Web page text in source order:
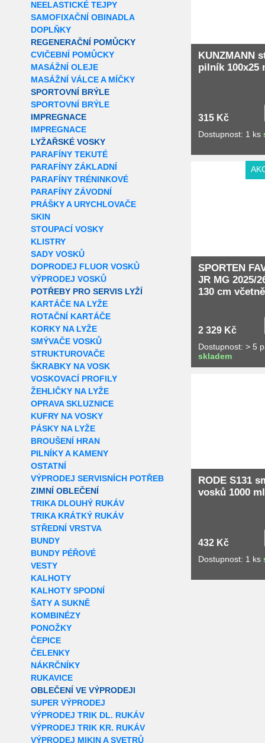
NEELASTICKÉ TEJPY
SAMOFIXAČNÍ OBINADLA
DOPLŇKY
REGENERAČNÍ POMŮCKY
CVIČEBNÍ POMŮCKY
MASÁŽNÍ OLEJE
MASÁŽNÍ VÁLCE A MÍČKY
SPORTOVNÍ BRÝLE
SPORTOVNÍ BRÝLE
IMPREGNACE
IMPREGNACE
LYŽAŘSKÉ VOSKY
PARAFÍNY TEKUTÉ
PARAFÍNY ZÁKLADNÍ
PARAFÍNY TRÉNINKOVÉ
PARAFÍNY ZÁVODNÍ
PRÁŠKY A URYCHLOVAČE
SKIN
STOUPACÍ VOSKY
KLISTRY
SADY VOSKŮ
DOPRODEJ FLUOR VOSKŮ
VÝPRODEJ VOSKŮ
POTŘEBY PRO SERVIS LYŽÍ
KARTÁČE NA LYŽE
ROTAČNÍ KARTÁČE
KORKY NA LYŽE
SMÝVAČE VOSKŮ
STRUKTUROVAČE
ŠKRABKY NA VOSK
VOSKOVACÍ PROFILY
ŽEHLIČKY NA LYŽE
OPRAVA SKLUZNICE
KUFRY NA VOSKY
PÁSKY NA LYŽE
BROUŠENÍ HRAN
PILNÍKY A KAMENY
OSTATNÍ
VÝPRODEJ SERVISNÍCH POTŘEB
ZIMNÍ OBLEČENÍ
TRIKA DLOUHÝ RUKÁV
TRIKA KRÁTKÝ RUKÁV
STŘEDNÍ VRSTVA
BUNDY
BUNDY PÉŘOVÉ
VESTY
KALHOTY
KALHOTY SPODNÍ
ŠATY A SUKNĚ
KOMBINÉZY
PONOŽKY
ČEPICE
ČELENKY
NÁKRČNÍKY
RUKAVICE
OBLEČENÍ VE VÝPRODEJI
SUPER VÝPRODEJ
VÝPRODEJ TRIK DL. RUKÁV
VÝPRODEJ TRIK KR. RUKÁV
VÝPRODEJ MIKIN A SVETRŮ
KUNZMANN
pilník 100x25
315 Kč
Dostupnost: 1 ks
SPORTEN
JR MG 2025/
130 cm
2 329 Kč
Dostupnost: > 5
skladem
RODE S131
vosků 1000 ml
432 Kč
Dostupnost: 1 ks